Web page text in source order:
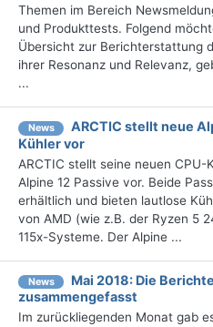
Themen im Bereich
und Produkttests. Folgend
Übersicht zur Berichterstattung
ihrer Resonanz und Relevanz,
...
News
ARCTIC stellt neue
Kühler vor
ARCTIC stellt seine neuen
Alpine 12 Passive vor. Beide
erhältlich und bieten lautlose
von AMD (wie z.B. der Ryzen 5
115x-Systeme. Der Alpine ...
News
Mai 2018: Die
zusammengefasst
Im zurückliegenden Monat gab